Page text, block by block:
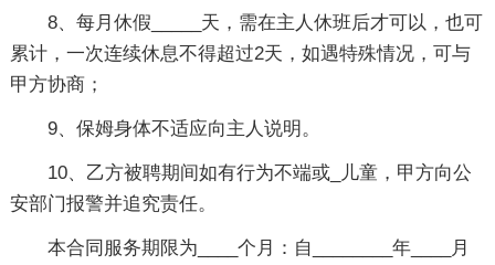
8、每月休假_____天，需在主人休班后才可以，也可
累计，一次连续休息不得超过2天，如遇特殊情况，可与
甲方协商；
9、保姆身体不适应向主人说明。
10、乙方被聘期间如有行为不端或_儿童，甲方向公
安部门报警并追究责任。
本合同服务期限为____个月：自________年____月